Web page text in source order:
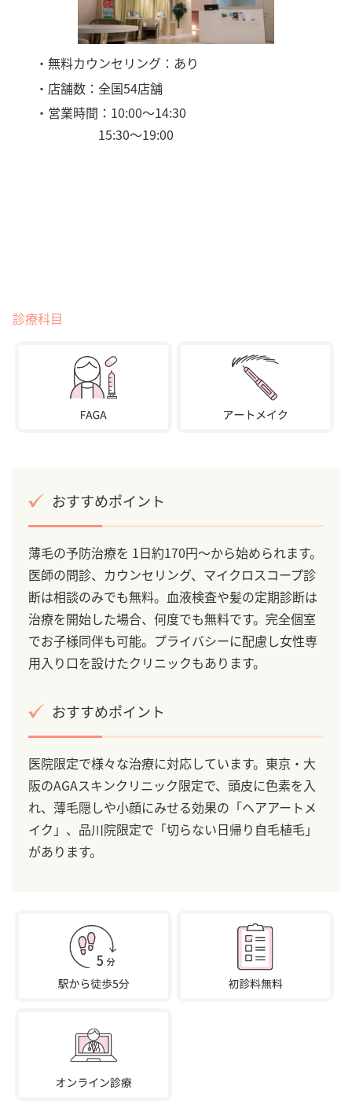
・無料カウンセリング：あり
・店舗数：全国54店舗
・営業時間：10:00〜14:30
15:30〜19:00
診療科目
おすすめポイント
薄毛の予防治療を 1日約170円～から始められます。
医師の問診、カウンセリング、マイクロスコープ診
断は相談のみでも無料。血液検査や髪の定期診断は
治療を開始した場合、何度でも無料です。完全個室
でお子様同伴も可能。プライバシーに配慮し女性専
用入り口を設けたクリニックもあります。
おすすめポイント
医院限定で様々な治療に対応しています。東京・大
阪のAGAスキンクリニック限定で、頭皮に色素を入
れ、薄毛隠しや小顔にみせる効果の「ヘアアートメ
イク」、品川院限定で「切らない日帰り自毛植毛」
があります。